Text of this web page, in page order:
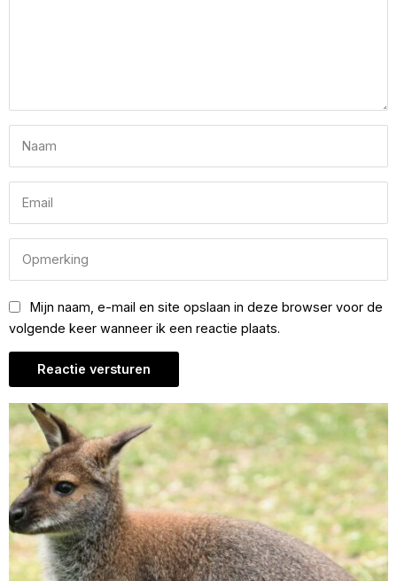
Mijn naam, e-mail en site opslaan in deze browser voor de
volgende keer wanneer ik een reactie plaats.